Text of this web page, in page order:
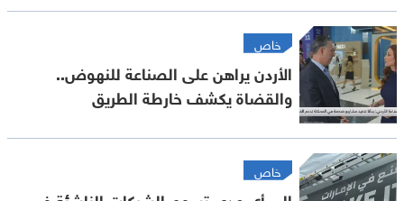
خاص
الأردن يراهن على الصناعة للنهوض..
والقضاة يكشف خارطة الطريق
خاص